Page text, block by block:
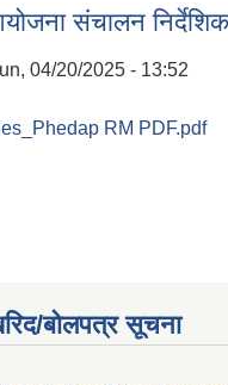
संचालन
04/20/2025 - 13:52
RM PDF.pdf
बोलपत्र सूचना